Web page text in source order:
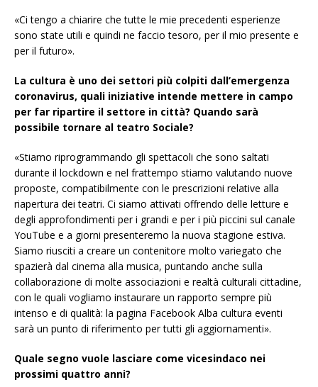
«Ci tengo a chiarire che tutte le mie precedenti esperienze
sono state utili e quindi ne faccio tesoro, per il mio presente e
per il futuro».
La cultura è uno dei settori più colpiti dall’emergenza
coronavirus, quali iniziative intende mettere in campo
per far ripartire il settore in città? Quando sarà
possibile tornare al teatro Sociale?
«Stiamo riprogrammando gli spettacoli che sono saltati
durante il lockdown e nel frattempo stiamo valutando nuove
proposte, compatibilmente con le prescrizioni relative alla
riapertura dei teatri. Ci siamo attivati offrendo delle letture e
degli approfondimenti per i grandi e per i più piccini sul canale
YouTube e a giorni presenteremo la nuova stagione estiva.
Siamo riusciti a creare un contenitore molto variegato che
spazierà dal cinema alla musica, puntando anche sulla
collaborazione di molte associazioni e realtà culturali cittadine,
con le quali vogliamo instaurare un rapporto sempre più
intenso e di qualità: la pagina Facebook Alba cultura eventi
sarà un punto di riferimento per tutti gli aggiornamenti».
Quale segno vuole lasciare come vicesindaco nei
prossimi quattro anni?